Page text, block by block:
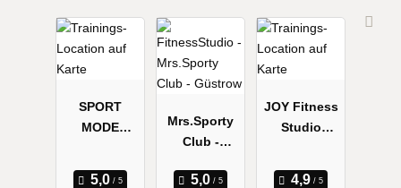
SPORT
MODE
PELEN
Mrs.Sporty
Club -
JOY Fitness
Studio